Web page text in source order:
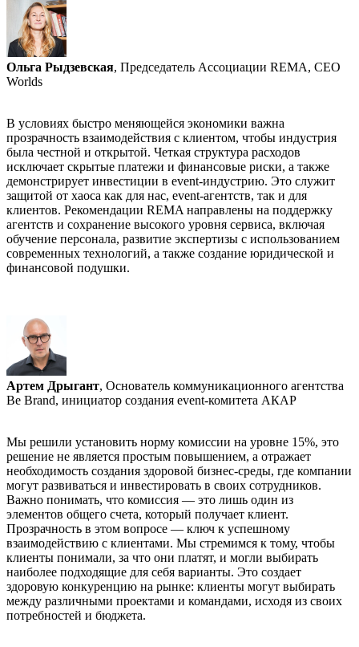
Ольга Рыдзевская, Председатель Ассоциации REMA, CEO
Worlds
В условиях быстро меняющейся экономики важна
прозрачность взаимодействия с клиентом, чтобы индустрия
была честной и открытой. Четкая структура расходов
исключает скрытые платежи и финансовые риски, а также
демонстрирует инвестиции в event-индустрию. Это служит
защитой от хаоса как для нас, event-агентств, так и для
клиентов. Рекомендации REMA направлены на поддержку
агентств и сохранение высокого уровня сервиса, включая
обучение персонала, развитие экспертизы с использованием
современных технологий, а также создание юридической и
финансовой подушки.
Артем Дрыгант, Основатель коммуникационного агентства
Be Brand, инициатор создания event-комитета АКАР
Мы решили установить норму комиссии на уровне 15%, это
решение не является простым повышением, а отражает
необходимость создания здоровой бизнес-среды, где компании
могут развиваться и инвестировать в своих сотрудников.
Важно понимать, что комиссия — это лишь один из
элементов общего счета, который получает клиент.
Прозрачность в этом вопросе — ключ к успешному
взаимодействию с клиентами. Мы стремимся к тому, чтобы
клиенты понимали, за что они платят, и могли выбирать
наиболее подходящие для себя варианты. Это создает
здоровую конкуренцию на рынке: клиенты могут выбирать
между различными проектами и командами, исходя из своих
потребностей и бюджета.